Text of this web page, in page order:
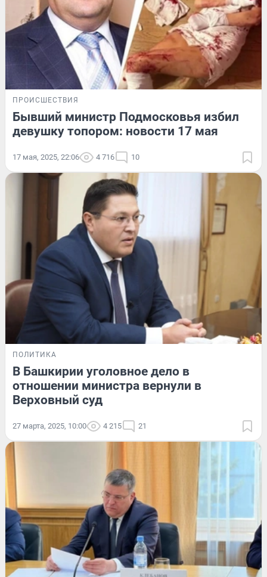
ПРОИСШЕСТВИЯ
Бывший министр Подмосковья избил
девушку топором: новости 17 мая
17 мая, 2025, 22:06 4 716 10
ПОЛИТИКА
В Башкирии уголовное дело в
отношении министра вернули в
Верховный суд
27 марта, 2025, 10:00 4 215 21